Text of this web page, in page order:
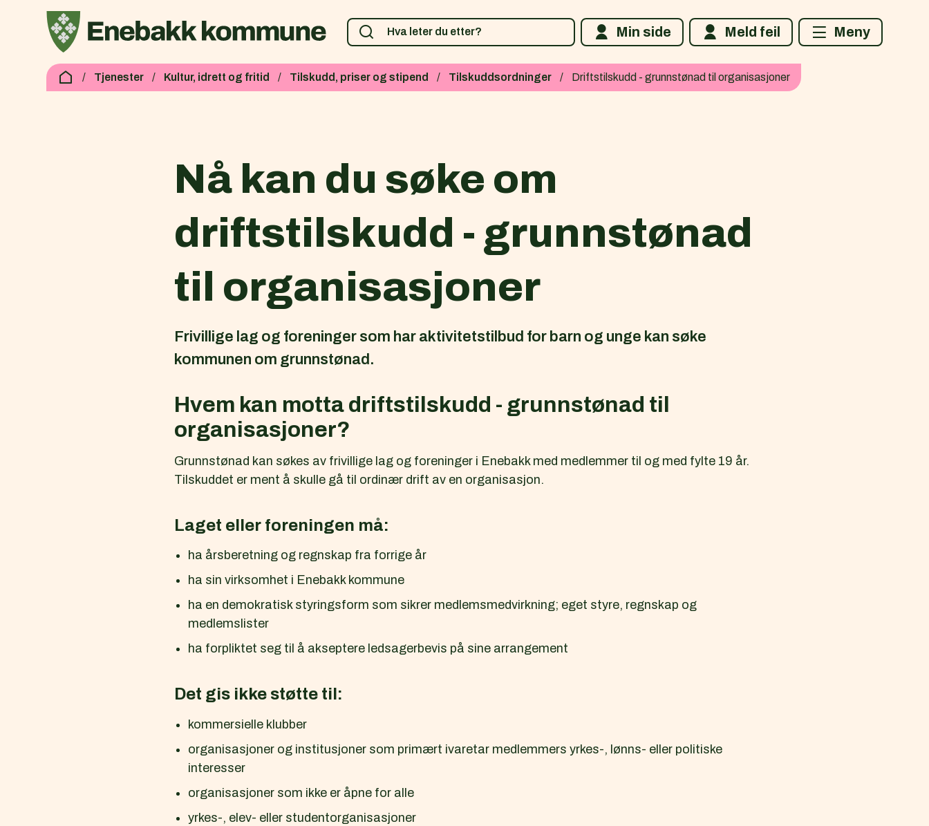
Min side Meld feil Meny
Du er her: Tjenester Kultur, idrett og fritid Tilskudd, priser og stipend Tilskuddsordninger Driftstilskudd - grunnstønad til organisasjoner
Nå kan du søke om
driftstilskudd - grunnstønad
til organisasjoner
Frivillige lag og foreninger som har aktivitetstilbud for barn og unge kan søke
kommunen om grunnstønad.
Hvem kan motta driftstilskudd - grunnstønad til
organisasjoner?
Grunnstønad kan søkes av frivillige lag og foreninger i Enebakk med medlemmer til og med fylte 19 år.
Tilskuddet er ment å skulle gå til ordinær drift av en organisasjon.
Laget eller foreningen må:
ha årsberetning og regnskap fra forrige år
ha sin virksomhet i Enebakk kommune
ha en demokratisk styringsform som sikrer medlemsmedvirkning; eget styre, regnskap og
medlemslister
ha forpliktet seg til å akseptere ledsagerbevis på sine arrangement
Det gis ikke støtte til:
kommersielle klubber
organisasjoner og institusjoner som primært ivaretar medlemmers yrkes-, lønns- eller politiske
interesser
organisasjoner som ikke er åpne for alle
yrkes-, elev- eller studentorganisasjoner